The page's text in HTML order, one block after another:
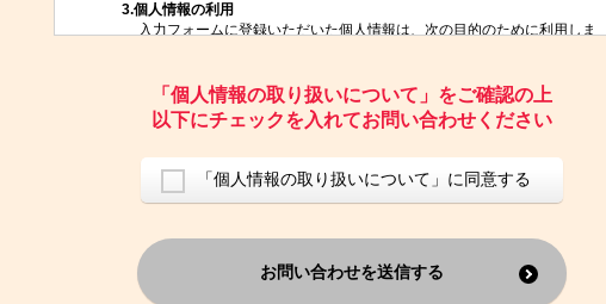
3.個人情報の利用
入力フォームに登録いただいた個人情報は、次の目的のために利用しま
お問い合わせにお答えするため
レプトンのキャンペーンや新商品（新サービス）、新規開講教室等を
ご案内するため
ご利用者の個人情報を、本人が特定されないデータに不可逆変換した
上で、広告・宣伝・販売促進活動に役立てること
なお、この利用目的を超えた個人情報の取扱いは行いません。また、こ
れ以外の目的で個人情報を利用することはありません。
「個人情報の取り扱いについて」をご確認の上
以下にチェックを入れてお問い合わせください
「個人情報の取り扱いについて」に同意する
お問い合わせを送信する